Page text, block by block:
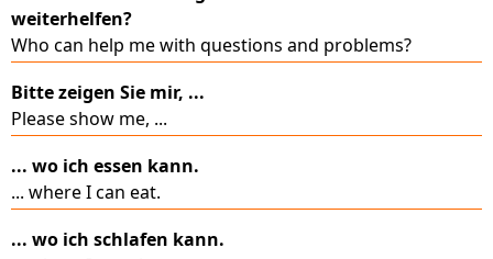
weiterhelfen?
Who can help me with questions and problems?
Bitte zeigen Sie mir, ...
Please show me, ...
... wo ich essen kann.
... where I can eat.
... wo ich schlafen kann.